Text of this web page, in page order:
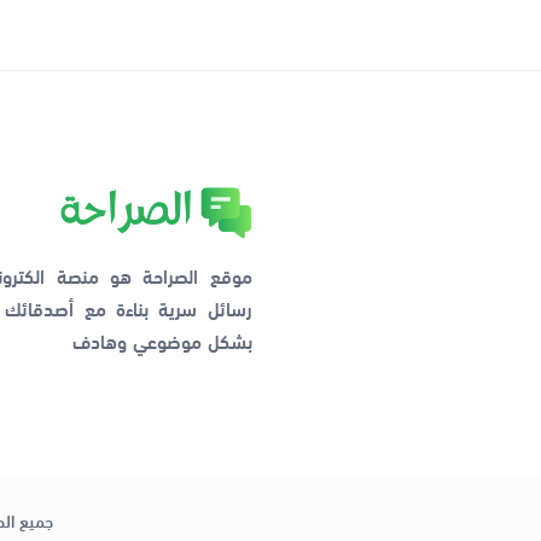
موقع الصراحة هو منصة
رسائل سرية بناءة مع
بشكل موضوعي وهادف
جميع